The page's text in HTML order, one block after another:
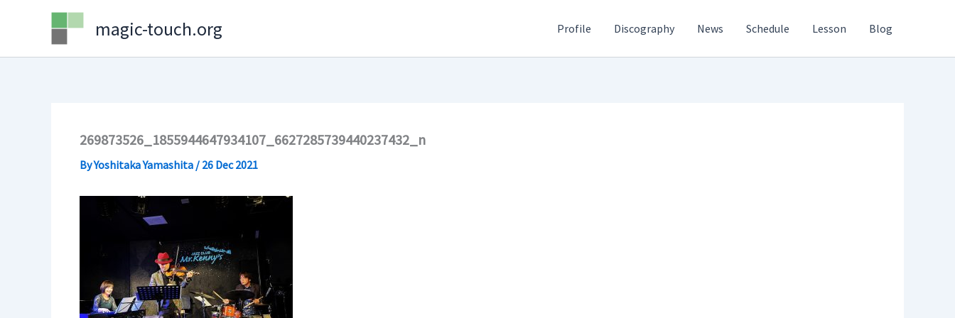
magic-touch.org Profile Discography News Schedule Lesson Blog
269873526_1855944647934107_6627285739440237432_n
ByYoshitaka Yamashita / 26 Dec 2021